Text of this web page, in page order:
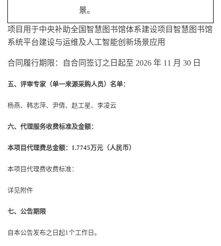
景。
项目用于中央补助全国智慧图书馆体系建设项目智慧图书馆
系统平台建设与运维及人工智能创新场景应用
合同履行期限：自合同签订之日起至 2026 年 11 月 30 日
五、评审专家（单一来源采购人员）名单：
杨燕、韩志萍、尹倩、赵工星、李凌云
六、代理服务收费标准及金额：
本项目代理费总金额： 1.7745万元（人民币）
本项目代理费收费标准：
详见附件
七、公告期限
自本公告发布之日起1个工作日。